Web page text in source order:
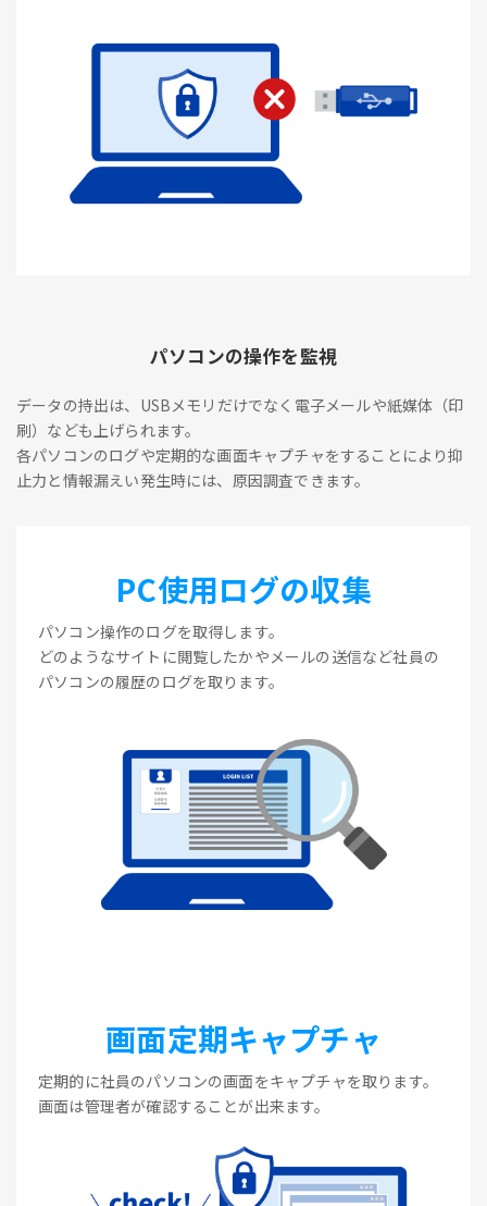
パソコンの操作を監視
データの持出は、USBメモリだけでなく電子メールや紙媒体（印
刷）なども上げられます。
各パソコンのログや定期的な画面キャプチャをすることにより抑
止力と情報漏えい発生時には、原因調査できます。
PC使用ログの収集
パソコン操作のログを取得します。
どのようなサイトに閲覧したかやメールの送信など社員の
パソコンの履歴のログを取ります。
画面定期キャプチャ
定期的に社員のパソコンの画面をキャプチャを取ります。
画面は管理者が確認することが出来ます。